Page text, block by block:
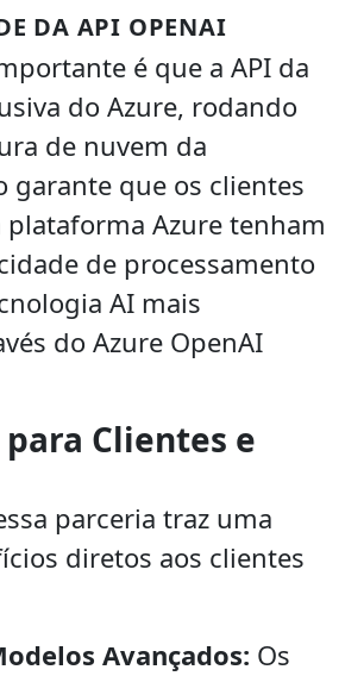
DA API OPENAI
é que a API da
do Azure, rodando
de nuvem da
garante que os clientes
Azure tenham
de processamento
AI mais
do Azure OpenAI
Clientes e
parceria traz uma
diretos aos clientes
Avançados: Os